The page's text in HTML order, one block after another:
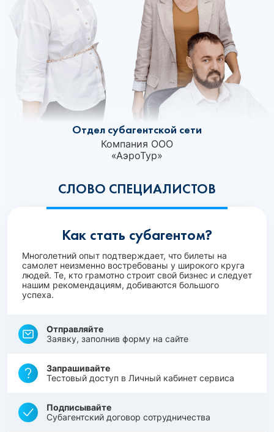
СЛОВО СПЕЦИАЛИСТОВ
Отдел субагентской сети
Компания ООО
«АэроТур»‎
Как стать субагентом?
Многолетний опыт подтверждает, что билеты на
самолет неизменно востребованы у широкого круга
людей. Те, кто грамотно строит свой бизнес и следует
нашим рекомендациям, добиваются большого
успеха.
Отправляйте
Заявку, заполнив форму на сайте
Запрашивайте
Тестовый доступ в Личный кабинет сервиса
Подписывайте
Субагентский договор сотрудничества